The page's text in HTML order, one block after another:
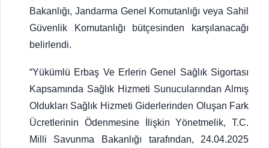
Bakanlığı, Jandarma Genel Komutanlığı veya Sahil
Güvenlik Komutanlığı bütçesinden karşılanacağı
belirlendi.
“Yükümlü Erbaş Ve Erlerin Genel Sağlık Sigortası
Kapsamında Sağlık Hizmeti Sunucularından Almış
Oldukları Sağlık Hizmeti Giderlerinden Oluşan Fark
Ücretlerinin Ödenmesine İlişkin Yönetmelik, T.C.
Milli Savunma Bakanlığı tarafından, 24.04.2025